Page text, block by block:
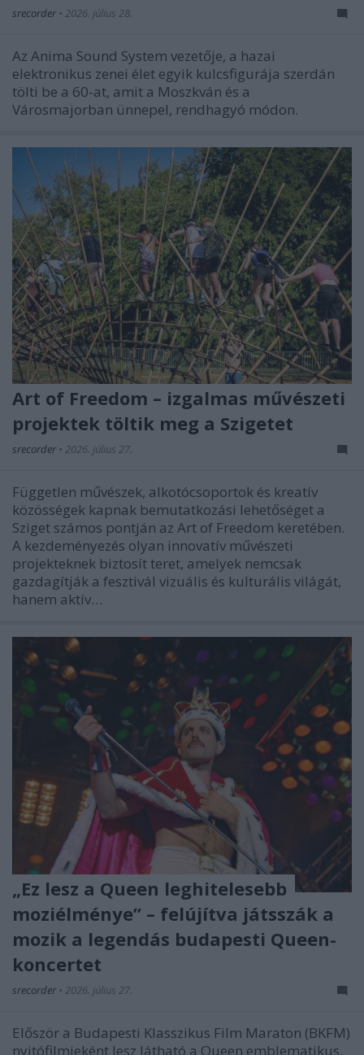
srecorder • 2026. július 28.
Az Anima Sound System vezetője, a hazai
elektronikus zenei élet egyik kulcsfigurája szerdán
tölti be a 60-at, amit a Moszkván és a
Városmajorban ünnepel, rendhagyó módon.
Art of Freedom – izgalmas művészeti
projektek töltik meg a Szigetet
srecorder • 2026. július 27.
Független művészek, alkotócsoportok és kreatív
közösségek kapnak bemutatkozási lehetőséget a
Sziget számos pontján az Art of Freedom keretében.
A kezdeményezés olyan innovatív művészeti
projekteknek biztosít teret, amelyek nemcsak
gazdagítják a fesztivál vizuális és kulturális világát,
hanem aktív…
„Ez lesz a Queen leghitelesebb
moziélménye” – felújítva játsszák a
mozik a legendás budapesti Queen-
koncertet
srecorder • 2026. július 27.
Először a Budapesti Klasszikus Film Maraton (BKFM)
nyitófilmjeként lesz látható a Queen emblematikus,